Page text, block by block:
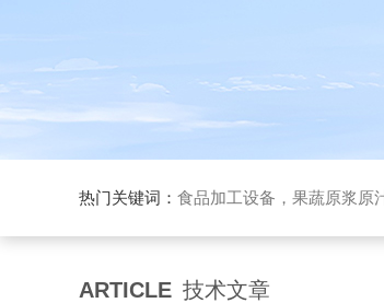
热门关键词： 食品加工设备，果蔬原浆原汁加工设备，果蔬浓缩汁加工设备
ARTICLE 技术文章